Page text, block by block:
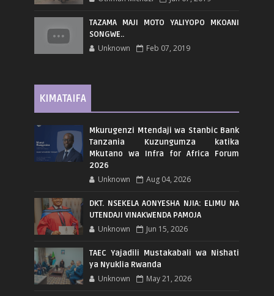
TAZAMA MAJI MOTO YALIYOPO MKOANI
SONGWE..
Unknown Feb 07, 2019
KIMATAIFA
Mkurugenzi Mtendaji wa Stanbic Bank
Tanzania Kuzungumza katika
Mkutano wa Infra for Africa Forum
2026
Unknown Aug 04, 2026
DKT. NSEKELA AONYESHA NJIA: ELIMU NA
UTENDAJI VINAKWENDA PAMOJA
Unknown Jun 15, 2026
TAEC Yajadili Mustakabali wa Nishati
ya Nyuklia Rwanda
Unknown May 21, 2026